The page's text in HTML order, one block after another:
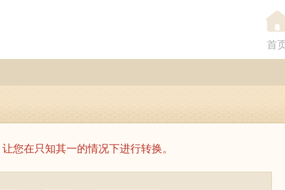
首
您在只知其一的情况下进行转换。